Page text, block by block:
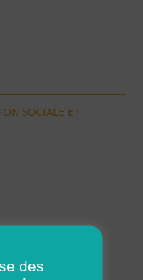
SOCIALE ET
des